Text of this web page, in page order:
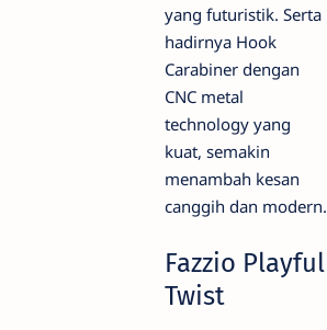
yang futuristik. Serta
hadirnya Hook
Carabiner dengan
CNC metal
technology yang
kuat, semakin
menambah kesan
canggih dan modern.
Fazzio Playful
Twist